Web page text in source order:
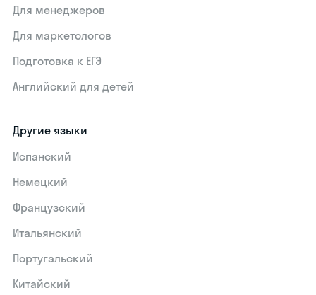
Для менеджеров
Для маркетологов
Подготовка к ЕГЭ
Английский для детей
Другие языки
Испанский
Немецкий
Французский
Итальянский
Португальский
Китайский